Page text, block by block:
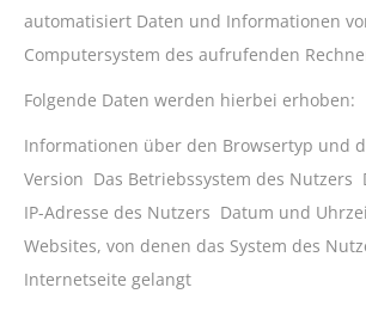
automatisiert Daten und Informationen
Computersystem des aufrufenden
Folgende Daten werden hierbei erhoben:
Informationen über den Browsertyp und
Version Das Betriebssystem des Nutzers
IP-Adresse des Nutzers Datum und
Websites, von denen das System des
Internetseite gelangt